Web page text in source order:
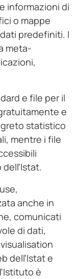
informazioni di
o mappe
predefiniti. I
meta-
e file per il
e
statistico
mentre i file
anche in
comunicati
di dati,
dell'Istat e
è